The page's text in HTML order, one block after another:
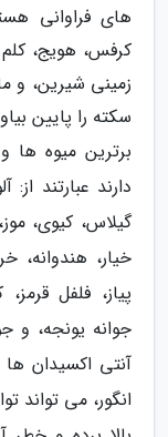
های فراوانی
کرفس، هویج،
سکته را پایین
برترین میوه
دارند عبارتند از:
گیلاس، کیوی،
خیار، هندوانه،
پیاز، فلفل
جوانه یونجه، و
آنتی اکسیدان
انگور، می تواند